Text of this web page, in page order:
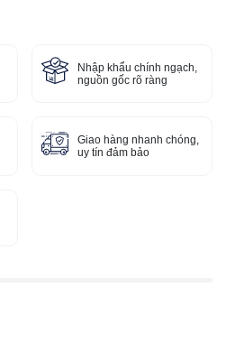
Nhập khẩu chính ngạch,
nguồn gốc rõ ràng
Giao hàng nhanh chóng,
uy tín đảm bảo